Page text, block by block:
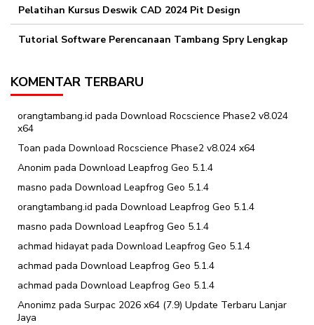
Pelatihan Kursus Deswik CAD 2024 Pit Design
Tutorial Software Perencanaan Tambang Spry Lengkap
KOMENTAR TERBARU
orangtambang.id pada Download Rocscience Phase2 v8.024
x64
Toan pada Download Rocscience Phase2 v8.024 x64
Anonim pada Download Leapfrog Geo 5.1.4
masno pada Download Leapfrog Geo 5.1.4
orangtambang.id pada Download Leapfrog Geo 5.1.4
masno pada Download Leapfrog Geo 5.1.4
achmad hidayatpada Download Leapfrog Geo 5.1.4
achmad pada Download Leapfrog Geo 5.1.4
achmad pada Download Leapfrog Geo 5.1.4
Anonimz pada Surpac 2026 x64 (7.9) Update Terbaru Lanjar
Jaya